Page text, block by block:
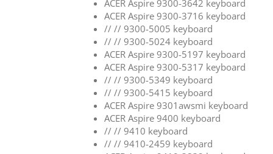
ACER Aspire 9300-3642 keyboard
ACER Aspire 9300-3716 keyboard
// // 9300-5005 keyboard
// // 9300-5024 keyboard
ACER Aspire 9300-5197 keyboard
ACER Aspire 9300-5317 keyboard
// // 9300-5349 keyboard
// // 9300-5415 keyboard
ACER Aspire 9301awsmi keyboard
ACER Aspire 9400 keyboard
// // 9410 keyboard
// // 9410-2459 keyboard